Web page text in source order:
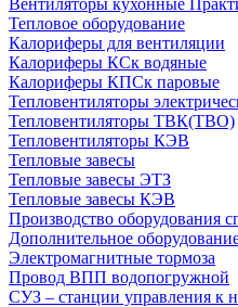
Вентиляторы кухонные
Тепловое оборудование
Калориферы для вентиляции
Калориферы КСк водяные
Калориферы КПСк паровые
Тепловентиляторы
Тепловентиляторы ТВК(ТВО)
Тепловентиляторы КЭВ
Тепловые завесы
Тепловые завесы ЭТЗ
Тепловые завесы КЭВ
Производство оборудования
Дополнительное
Электромагнитные тормоза
Провод ВПП водопогружной
СУЗ – станции управления к